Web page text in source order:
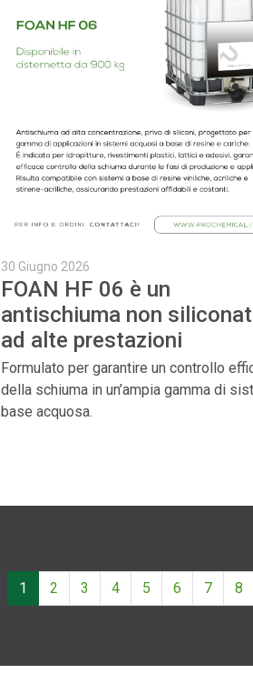
30 Giugno 2026
FOAN HF 06 è un
antischiuma non
ad alte prestazioni
Formulato per garantire un controllo
della schiuma in un’ampia gamma di
base acquosa.
1 2 3 4 5 6 7 8